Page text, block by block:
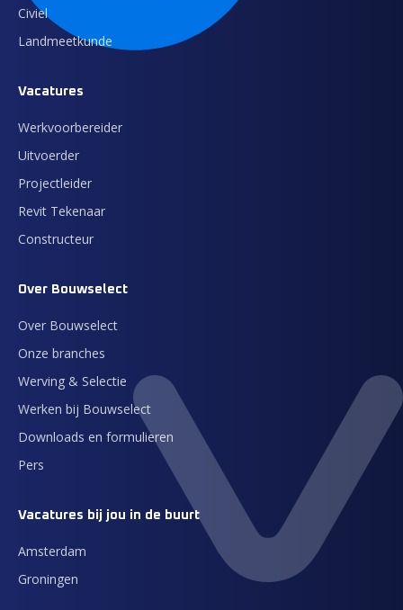
Civiel
Landmeetkunde
Vacatures
Werkvoorbereider
Uitvoerder
Projectleider
Revit Tekenaar
Constructeur
Over Bouwselect
Over Bouwselect
Onze branches
Werving & Selectie
Werken bij Bouwselect
Downloads en formulieren
Pers
Vacatures bij jou in de buurt
Amsterdam
Groningen